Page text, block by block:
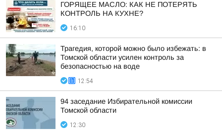
ГОРЯЩЕЕ МАСЛО: КАК НЕ ПОТЕРЯТЬ
КОНТРОЛЬ НА КУХНЕ?
16:10
Трагедия, которой можно было избежать: в
Томской области усилен контроль за
безопасностью на воде
12:54
94 заседание Избирательной комиссии
Томской области
12:30